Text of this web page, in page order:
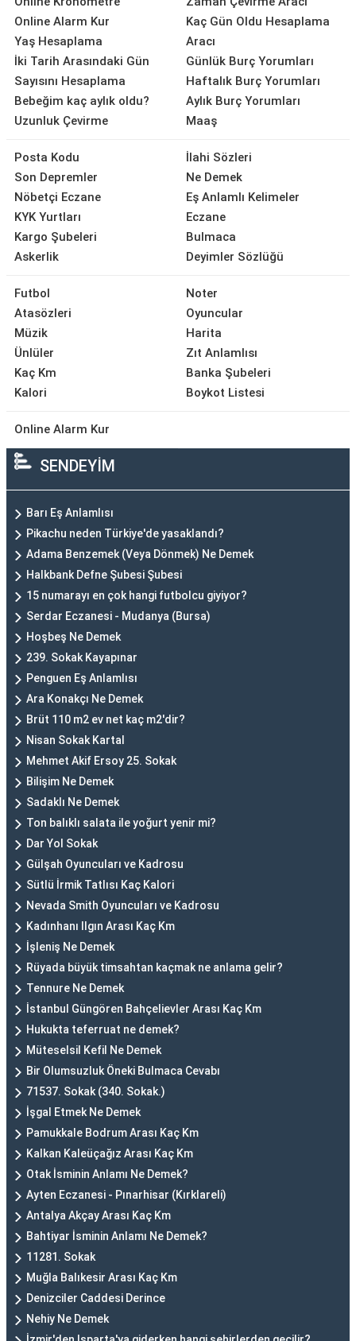
Online Alarm Kur
Yaş Hesaplama
İki Tarih Arasındaki Gün
Sayısını Hesaplama
Bebeğim kaç aylık oldu?
Uzunluk Çevirme
Kaç Gün Oldu Hesaplama
Aracı
Günlük Burç Yorumları
Haftalık Burç Yorumları
Aylık Burç Yorumları
Maaş
Posta Kodu
Son Depremler
Nöbetçi Eczane
KYK Yurtları
Kargo Şubeleri
Askerlik
İlahi Sözleri
Ne Demek
Eş Anlamlı Kelimeler
Eczane
Bulmaca
Deyimler Sözlüğü
Futbol
Atasözleri
Müzik
Ünlüler
Kaç Km
Kalori
Noter
Oyuncular
Harita
Zıt Anlamlısı
Banka Şubeleri
Boykot Listesi
Online Alarm Kur
SENDEYİM
Barı Eş Anlamlısı
Pikachu neden Türkiye'de yasaklandı?
Adama Benzemek (Veya Dönmek) Ne Demek
Halkbank Defne Şubesi Şubesi
15 numarayı en çok hangi futbolcu giyiyor?
Serdar Eczanesi - Mudanya (Bursa)
Hoşbeş Ne Demek
239. Sokak Kayapınar
Penguen Eş Anlamlısı
Ara Konakçı Ne Demek
Brüt 110 m2 ev net kaç m2'dir?
Nisan Sokak Kartal
Mehmet Akif Ersoy 25. Sokak
Bilişim Ne Demek
Sadaklı Ne Demek
Ton balıklı salata ile yoğurt yenir mi?
Dar Yol Sokak
Gülşah Oyuncuları ve Kadrosu
Sütlü İrmik Tatlısı Kaç Kalori
Nevada Smith Oyuncuları ve Kadrosu
Kadınhanı Ilgın Arası Kaç Km
İşleniş Ne Demek
Rüyada büyük timsahtan kaçmak ne anlama gelir?
Tennure Ne Demek
İstanbul Güngören Bahçelievler Arası Kaç Km
Hukukta teferruat ne demek?
Müteselsil Kefil Ne Demek
Bir Olumsuzluk Öneki Bulmaca Cevabı
71537. Sokak (340. Sokak.)
İşgal Etmek Ne Demek
Pamukkale Bodrum Arası Kaç Km
Kalkan Kaleüçağız Arası Kaç Km
Otak İsminin Anlamı Ne Demek?
Ayten Eczanesi - Pınarhisar (Kırklareli)
Antalya Akçay Arası Kaç Km
Bahtiyar İsminin Anlamı Ne Demek?
11281. Sokak
Muğla Balıkesir Arası Kaç Km
Denizciler Caddesi Derince
Nehiy Ne Demek